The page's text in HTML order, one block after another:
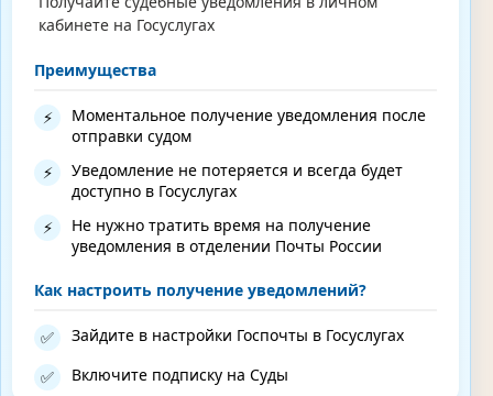
кабинете на Госуслугах
Преимущества
⚡
Моментальное получение уведомления после
отправки судом
⚡
Уведомление не потеряется и всегда будет
доступно в Госуслугах
⚡
Не нужно тратить время на получение
уведомления в отделении Почты России
Как настроить получение уведомлений?
✅ Зайдите в настройки Госпочты в Госуслугах
✅ Включите подписку на Суды